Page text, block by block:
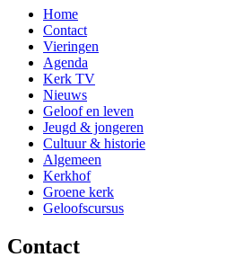
Home
Contact
Vieringen
Agenda
Kerk TV
Nieuws
Geloof en leven
Jeugd & jongeren
Cultuur & historie
Algemeen
Kerkhof
Groene kerk
Geloofscursus
Contact